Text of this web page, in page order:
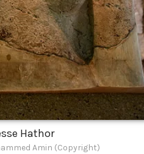
Hathor
Amin (Copyright)